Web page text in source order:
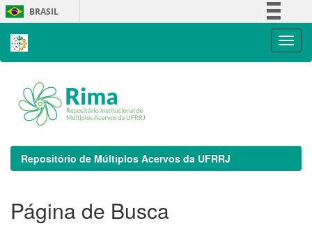
Skip
navigation
BRASIL
Repositório de Múltiplos Acervos da UFRRJ
Página de Busca